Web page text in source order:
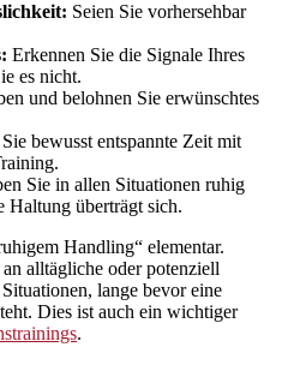
Seien Sie vorhersehbar
Erkennen Sie die Signale Ihres
es nicht.
und belohnen Sie erwünschtes
bewusst entspannte Zeit mit
Sie in allen Situationen ruhig
Haltung überträgt sich.
Handling“ elementar.
alltägliche oder potenziell
lange bevor eine
Dies ist auch ein wichtiger
.